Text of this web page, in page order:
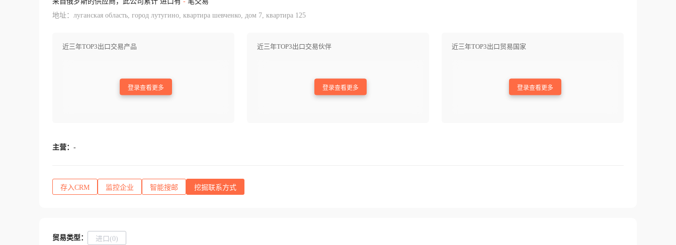
地址：луганская область, город лутугино, квартира шевченко, дом 7, квартира 125
近三年TOP3出口交易产品
登录查看更多
近三年TOP3出口交易伙伴
登录查看更多
近三年TOP3出口贸易国家
登录查看更多
主营： -
存入CRM 监控企业 智能搜邮 挖掘联系方式
贸易类型： 进口(0)